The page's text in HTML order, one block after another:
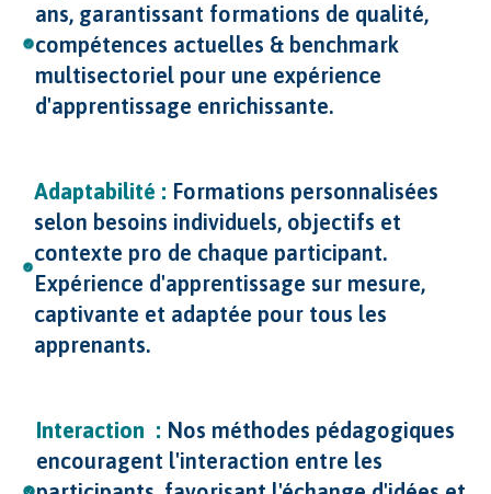
ans, garantissant formations de qualité,
compétences actuelles & benchmark
multisectoriel pour une expérience
d'apprentissage enrichissante.
Adaptabilité : Formations personnalisées
selon besoins individuels, objectifs et
contexte pro de chaque participant.
Expérience d'apprentissage sur mesure,
captivante et adaptée pour tous les
apprenants.
Interaction : Nos méthodes pédagogiques
encouragent l'interaction entre les